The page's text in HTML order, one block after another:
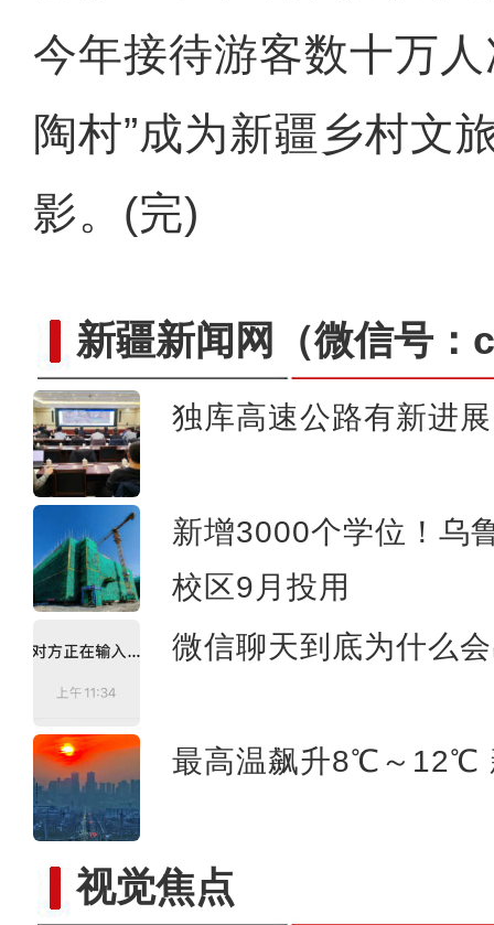
今年接待游客数十万
陶村”成为新疆乡村文
影。(完)
新疆新闻网 （微信号
独库高速公路有新进
新增3000个学位！乌
校区9月投用
微信聊天到底为什么
最高温飙升8℃～12℃
视觉焦点
新疆昌吉州：家门口的新能源
社区书记陈云萍：把新疆